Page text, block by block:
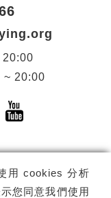
用 cookies 分析
您同意我們使用
20:00
~ 20:00
)視窗)另開新視
YouTube(另開